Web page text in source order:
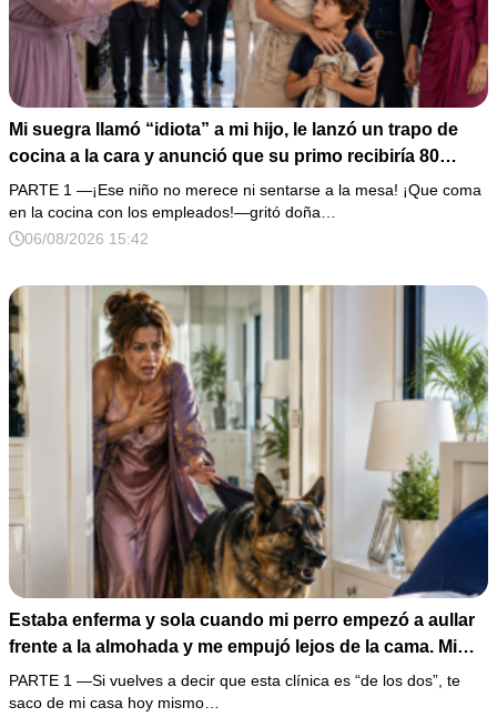
Mi suegra llamó “idiota” a mi hijo, le lanzó un trapo de
cocina a la cara y anunció que su primo recibiría 80
millones y el 50% de las acciones: “Aprende cuál es tu
lugar”. Permanecí en silencio hasta que terminaron de
firmar; entonces mostré una grabación y alguien llamó a
PARTE 1 —¡Ese niño no merece ni sentarse a la mesa! ¡Que coma
en la cocina con los empleados!—gritó doña…
06/08/2026 15:42
Estaba enferma y sola cuando mi perro empezó a aullar
frente a la almohada y me empujó lejos de la cama. Mi
esposo regresó un día antes y susurró: “Acuéstate,
amor, yo te cuidaré”. Fingí obedecer, pero escondí una
PARTE 1 —Si vuelves a decir que esta clínica es “de los dos”, te
saco de mi casa hoy mismo…